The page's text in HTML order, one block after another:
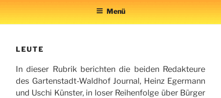
Menü
LEUTE
In dieser Rubrik berichten die beiden Redakteure
des Gartenstadt-Waldhof Journal, Heinz Egermann
und Uschi Künster, in loser Reihenfolge über Bürger